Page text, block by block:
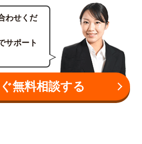
わせくだ
サポート
無料相談する